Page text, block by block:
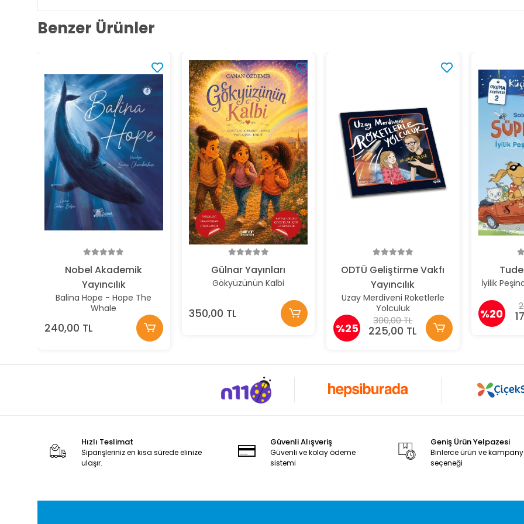
Benzer Ürünler
Nobel Akademik
Yayıncılık
Balina Hope - Hope The
Whale
240,00 TL
Gülnar Yayınları
Gökyüzünün Kalbi
350,00 TL
ODTÜ Geliştirme Vakfı
Yayıncılık
Uzay Merdiveni Roketlerle
Yolculuk
%25
300,00 TL
225,00 TL
İyilik
%20
Hızlı Teslimat
Siparişleriniz en kısa sürede elinize
ulaşır.
Güvenli Alışveriş
Güvenli ve kolay ödeme
sistemi
Geniş Ürün Yelpazesi
Binlerce ürün ve
seçeneği